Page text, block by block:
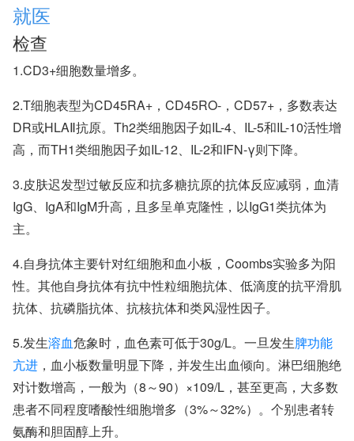
就医
检查
1.CD3+细胞数量增多。
2.T细胞表型为CD45RA+，CD45RO-，CD57+，多数表达
DR或HLAⅡ抗原。Th2类细胞因子如IL-4、IL-5和IL-10活性增
高，而TH1类细胞因子如IL-12、IL-2和IFN-γ则下降。
3.皮肤迟发型过敏反应和抗多糖抗原的抗体反应减弱，血清
IgG、IgA和IgM升高，且多呈单克隆性，以IgG1类抗体为
主。
4.自身抗体主要针对红细胞和血小板，Coombs实验多为阳
性。其他自身抗体有抗中性粒细胞抗体、低滴度的抗平滑肌
抗体、抗磷脂抗体、抗核抗体和类风湿性因子。
5.发生溶血危象时，血色素可低于30g/L。一旦发生脾功能
亢进 ，血小板数量明显下降，并发生出血倾向。淋巴细胞绝
对计数增高，一般为（8～90）×109/L，甚至更高，大多数
患者不同程度嗜酸性细胞增多（3%～32%）。个别患者转
氨酶和胆固醇上升。